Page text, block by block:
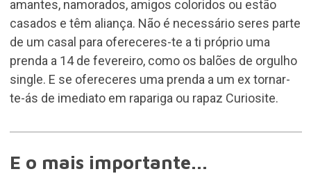
amantes, namorados, amigos coloridos ou estão
casados e têm aliança. Não é necessário seres parte
de um casal para ofereceres-te a ti próprio uma
prenda a 14 de fevereiro, como os balões de orgulho
single. E se ofereceres uma prenda a um ex tornar-
te-ás de imediato em rapariga ou rapaz Curiosite.
E o mais importante...